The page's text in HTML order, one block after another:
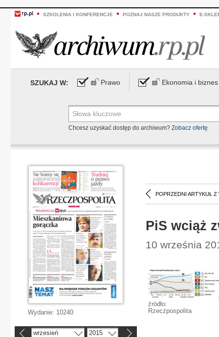
SZKOLENIA I KONFERENCJE POZNAJ NASZE PRODUKTY E-
SZUKAJ W: Prawo Ekonomia i biznes
Chcesz uzyskać dostęp do archiwum? Zobacz ofertę
POPRZEDNI ARTYKUŁ Z
PiS wciąż
10 września
źródło:
Rzeczpospolita
Wydanie: 10240
wrzesień 2015